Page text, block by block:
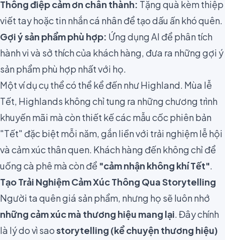
Thông điệp cảm ơn chân thành: Tặng quà kèm thiệp
viết tay hoặc tin nhắn cá nhân để tạo dấu ấn khó quên.
Gợi ý sản phẩm phù hợp: Ứng dụng AI để phân tích
hành vi và sở thích của khách hàng, đưa ra những gợi ý
sản phẩm phù hợp nhất với họ.
Một ví dụ cụ thể có thể kể đến như Highland. Mùa lễ
Tết, Highlands không chỉ tung ra những chương trình
khuyến mãi mà còn thiết kế các mẫu cốc phiên bản
"Tết" đặc biệt mỗi năm, gắn liền với trải nghiệm lễ hội
và cảm xúc thân quen. Khách hàng đến không chỉ để
uống cà phê mà còn để "cảm nhận không khí Tết".
Tạo Trải Nghiệm Cảm Xúc Thông Qua Storytelling
Người ta quên giá sản phẩm, nhưng họ sẽ luôn nhớ
những cảm xúc mà thương hiệu mang lại. Đây chính
là lý do vì saostorytelling (kể chuyện thương hiệu)